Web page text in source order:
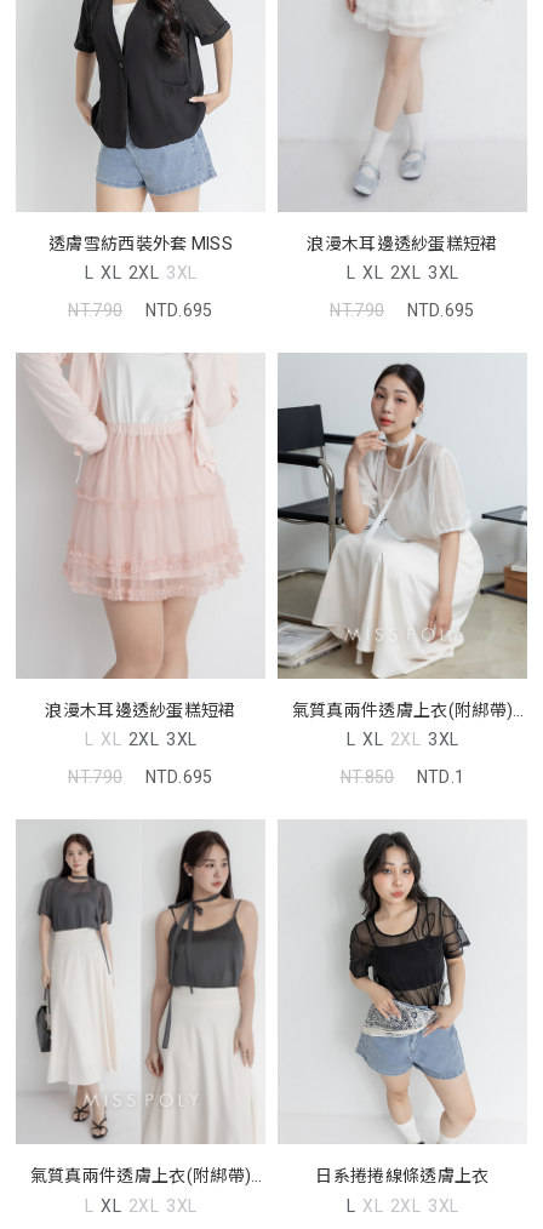
透膚雪紡西裝外套 MISS
L XL 2XL 3XL
NT.790
NTD.695
浪漫木耳邊透紗蛋糕短裙
L XL 2XL 3XL
NT.790
NTD.695
浪漫木耳邊透紗蛋糕短裙
L XL 2XL 3XL
NT.790
NTD.695
氣質真兩件透膚上衣(附綁帶)
MISS
L XL 2XL 3XL
NT.850
NTD.1
氣質真兩件透膚上衣(附綁帶)
MISS
L XL 2XL 3XL
日系捲捲線條透膚上衣
L XL 2XL 3XL